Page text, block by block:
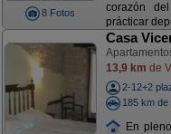
8 Fotos
corazón
prácticar
Casa
13,9 km de
2-12+2
185 km de
En